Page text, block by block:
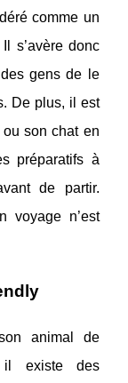
comme un
s’avère donc
gens de le
De plus, il est
son chat en
préparatifs à
de partir.
voyage n’est
animal de
il existe des